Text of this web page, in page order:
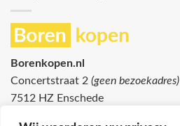
Borenkopen.nl
Concertstraat 2 (geen bezoekadres)
7512 HZ Enschede